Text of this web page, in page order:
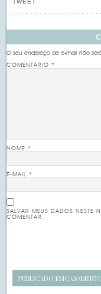
TWEET
O seu endereço de e-mail não
COMENTÁRIO*
NOME*
E-MAIL*
SALVAR MEUS DADOS NESTE
COMENTAR.
PUBLICADO EM